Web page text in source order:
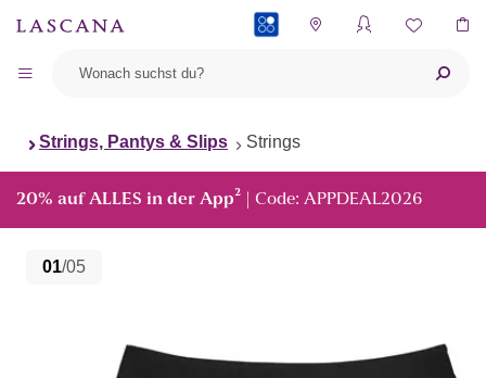
Strings, Pantys & Slips Strings
20% auf ALLES in der App² | Code: APPDEAL2026
01/05